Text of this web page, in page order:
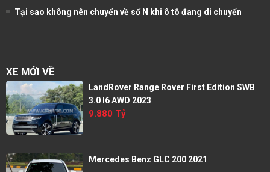
Tại sao không nên chuyển về số N khi ô tô đang di chuyển
XE MỚI VỀ
LandRover Range Rover First Edition SWB
3.0 I6 AWD 2023
9.880 Tỷ
Mercedes Benz GLC 200 2021